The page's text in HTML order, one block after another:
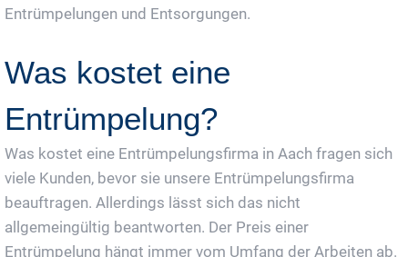
Entrümpelungen und Entsorgungen.
Was kostet eine
Entrümpelung?
Was kostet eine Entrümpelungsfirma in Aach fragen sich
viele Kunden, bevor sie unsere Entrümpelungsfirma
beauftragen. Allerdings lässt sich das nicht
allgemeingültig beantworten. Der Preis einer
Entrümpelung hängt immer vom Umfang der Arbeiten ab.